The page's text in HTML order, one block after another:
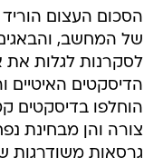
הסכום העצום
של המחשב,
לסקרנות לגלות את
הדיסקטים האיטיים
הוחלפו בדיסקטים
צורה והן מבחינת
גרסאות משודרגות